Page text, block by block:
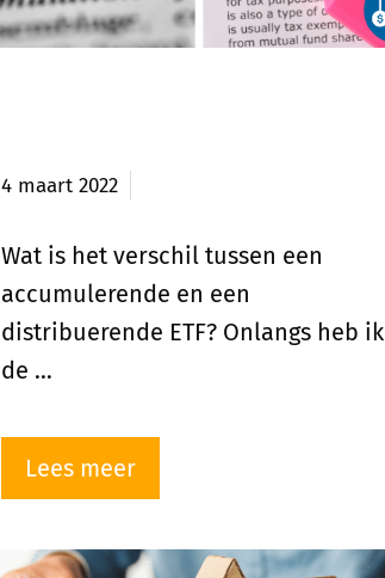
4 maart 2022
Wat is het verschil tussen een
accumulerende en een
distribuerende ETF? Onlangs heb ik
de …
Lees meer